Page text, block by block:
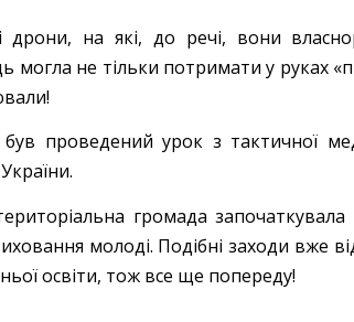
дрони, на які, до речі, вони
могла не тільки потримати у руках
проведений урок з тактичної
громада
молоді. Подібні заходи вже
освіти, тож все ще попереду!